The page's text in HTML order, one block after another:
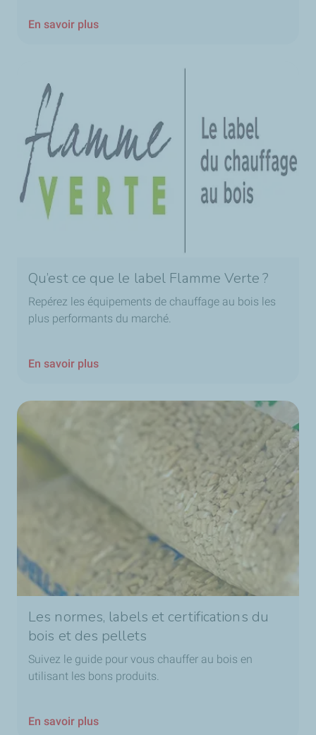
En savoir plus
Qu’est ce que le label Flamme Verte ?
Repérez les équipements de chauffage au bois les
plus performants du marché.
En savoir plus
Les normes, labels et certifications du
bois et des pellets
Suivez le guide pour vous chauffer au bois en
utilisant les bons produits.
En savoir plus